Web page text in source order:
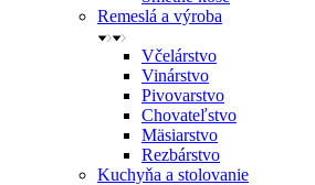
Remeslá a výroba
Včelárstvo
Vinárstvo
Pivovarstvo
Chovateľstvo
Mäsiarstvo
Rezbárstvo
Kuchyňa a stolovanie